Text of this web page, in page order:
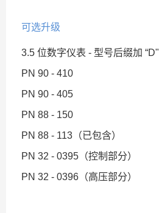
可选升级
3.5 位数字仪表 - 型号后缀加 “D"
PN 90 - 410
PN 90 - 405
PN 88 - 150
PN 88 - 113（已包含）
PN 32 - 0395（控制部分）
PN 32 - 0396（高压部分）